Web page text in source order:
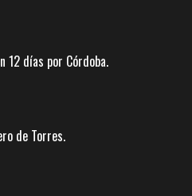
12 días por Córdoba.
de Torres.